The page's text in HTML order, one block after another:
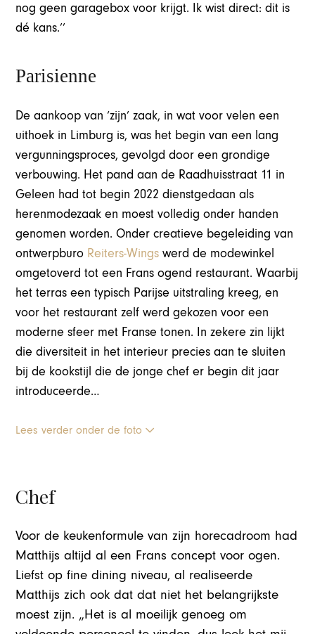
nog geen garagebox voor krijgt. Ik wist direct: dit is
dé kans.’’
Parisienne
De aankoop van ‘zijn’ zaak, in wat voor velen een
uithoek in Limburg is, was het begin van een lang
vergunningsproces, gevolgd door een grondige
verbouwing. Het pand aan de Raadhuisstraat 11 in
Geleen had tot begin 2022 dienstgedaan als
herenmodezaak en moest volledig onder handen
genomen worden. Onder creatieve begeleiding van
ontwerpburo Reiters-Wings werd de modewinkel
omgetoverd tot een Frans ogend restaurant. Waarbij
het terras een typisch Parijse uitstraling kreeg, en
voor het restaurant zelf werd gekozen voor een
moderne sfeer met Franse tonen. In zekere zin lijkt
die diversiteit in het interieur precies aan te sluiten
bij de kookstijl die de jonge chef er begin dit jaar
introduceerde…
Lees verder onder de foto
Chef
Voor de keukenformule van zijn horecadroom had
Matthijs altijd al een Frans concept voor ogen.
Liefst op fine dining niveau, al realiseerde
Matthijs zich ook dat dat niet het belangrijkste
moest zijn. „Het is al moeilijk genoeg om